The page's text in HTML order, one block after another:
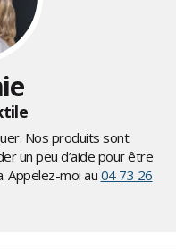
Nos produits sont
un peu d’aide pour être
Appelez-moi au 04 73 26